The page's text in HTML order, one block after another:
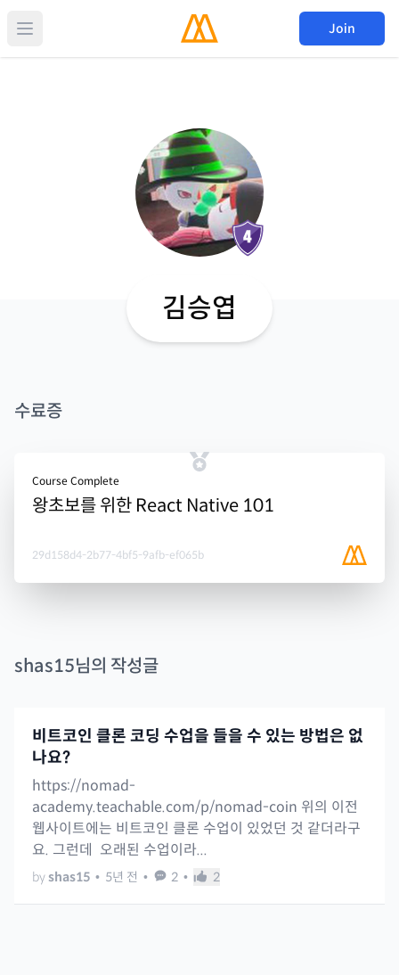
Join
김승엽
수료증
Course Complete
왕초보를 위한 React Native 101
29d158d4-2b77-4bf5-9afb-ef065b
shas15님의 작성글
비트코인 클론 코딩 수업을 들을 수 있는 방법은 없
나요?
https://nomad-
academy.teachable.com/p/nomad-coin 위의 이전
웹사이트에는 비트코인 클론 수업이 있었던 것 같더라구
요. 그런데 오래된 수업이라...
by shas15 • 5년 전 • 2 • 2